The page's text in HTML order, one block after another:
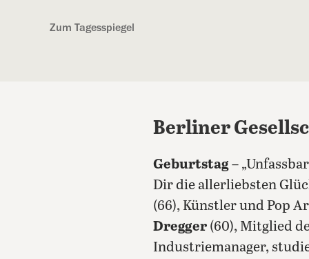
Zum Tagesspiegel
Berliner
Geburtstag –
Dir die allerliebsten
(66), Künstler und Pop
Dregger (60), Mitglied
Industriemanager,